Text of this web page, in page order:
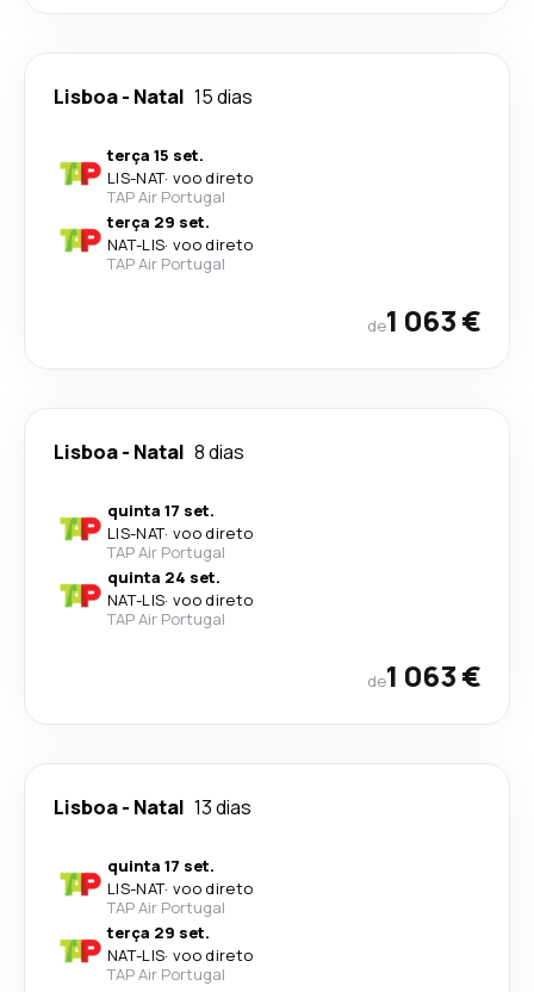
Lisboa- Natal 15 dias
terça 15 set.
LIS-NAT· voo direto
TAP Air Portugal
terça 29 set.
NAT-LIS· voo direto
TAP Air Portugal
de1 063 €
Lisboa- Natal 8 dias
quinta 17 set.
LIS-NAT· voo direto
TAP Air Portugal
quinta 24 set.
NAT-LIS· voo direto
TAP Air Portugal
de1 063 €
Lisboa- Natal 13 dias
quinta 17 set.
LIS-NAT· voo direto
TAP Air Portugal
terça 29 set.
NAT-LIS· voo direto
TAP Air Portugal